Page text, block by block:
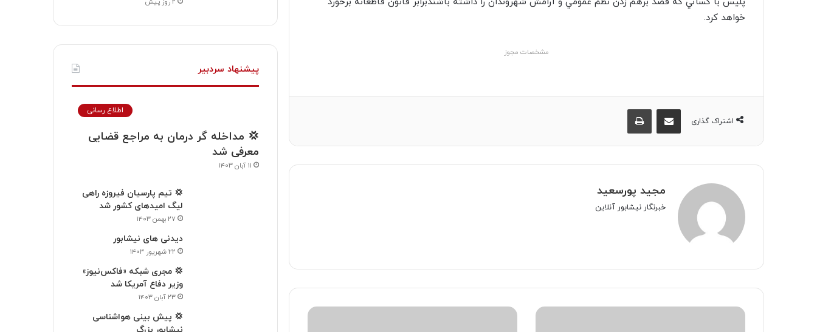
خواهد کرد.
مشخصات مجوز
اشتراک گذاری
مجید پورسعید
خبرنگار نیشابور آنلاین
پیشنهاد سردبیر
اطلاع رسانی
💢 مداخله گر درمان به مراجع قضایی
معرفی شد
۱۱ آبان ۱۴۰۳
💢 تیم پارسیان فیروزه راهی
لیگ امید‌های کشور شد
۲۷ بهمن ۱۴۰۳
دیدنی های نیشابور
۲۲ شهریور ۱۴۰۳
💢 مجری شبکه «فاکس‌نیوز»
وزیر دفاع آمریکا شد
۲۳ آبان ۱۴۰۳
💢 پیش بینی هواشناسی